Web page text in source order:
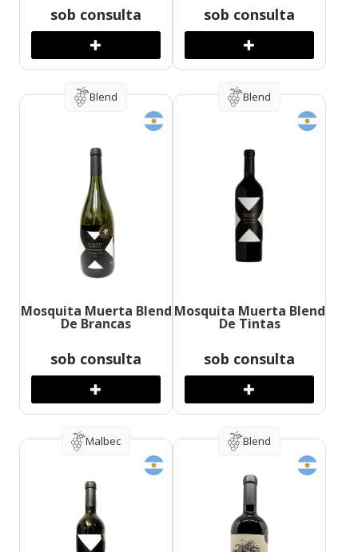
sob consulta sob consulta
Blend
Mosquita Muerta Blend
De Brancas
sob consulta
Blend
Mosquita Muerta Blend
De Tintas
sob consulta
Malbec Blend